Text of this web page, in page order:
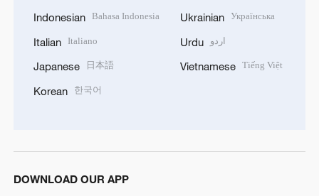
Indonesian Bahasa Indonesia
Italian Italiano
Japanese 日本語
Korean 한국어
Ukrainian Українська
Urdu اردو
Vietnamese Tiếng Việt
DOWNLOAD OUR APP